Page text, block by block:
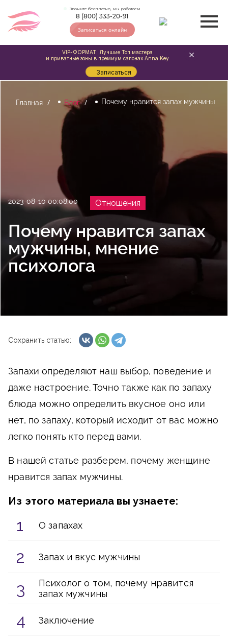
Звоните бесплатно, мы работаем
8 (800) 333-20-91
Записаться онлайн
Главная Блог Почему нравится запах мужчины
2023-08-10 00:08:00 Отношения
Почему нравится запах
мужчины, мнение
психолога
Сохранить статью:
Запахи определяют наш выбор, поведение и
даже настроение. Точно также как по запаху
блюда можно определить вкусное оно или
нет, по запаху, который исходит от вас можно
легко понять кто перед вами.
В нашей статье разберем, почему женщине
нравится запах мужчины.
Из этого материала вы узнаете:
О запахах
Запах и вкус мужчины
Психолог о том, почему нравится
запах мужчины
Заключение
VIP-ФОРМАТ: Лучшие Топ мастера
и приватные зоны в премиум салонах Anna Key
Записаться